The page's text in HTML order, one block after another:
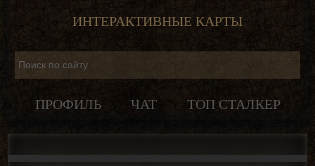
ИНТЕРАКТИВНЫЕ КАРТЫ
ПРОФИЛЬ ЧАТ ТОП СТАЛКЕР